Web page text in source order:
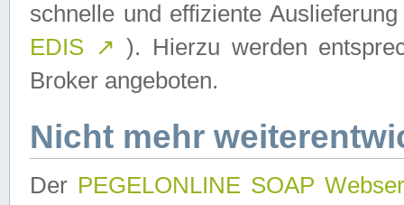
schnelle und effiziente
EDIS ↗ ). Hierzu werden
Broker angeboten.
Nicht mehr
Der PEGELONLINE SOAP